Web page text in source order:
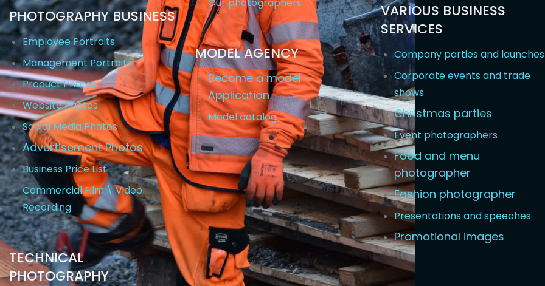
PHOTOGRAPHY BUSINESS
Employee Portraits
Management Portraits
Product Photos
Website Photos
Social Media Photos
Advertisement Photos
Business Price List
Commercial Film \ Video
Recording
TECHNICAL
PHOTOGRAPHY
MODEL AGENCY
Become a model -
Application
Model catalog
VARIOUS BUSINESS
SERVICES
Company parties and launches
Corporate events and trade
shows
Christmas parties
Event photographers
Food and menu
photographer
Fashion photographer
Presentations and speeches
Promotional images